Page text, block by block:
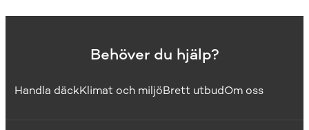
Behöver du hjälp?
Handla däckKlimat och miljöBrett utbudOm oss